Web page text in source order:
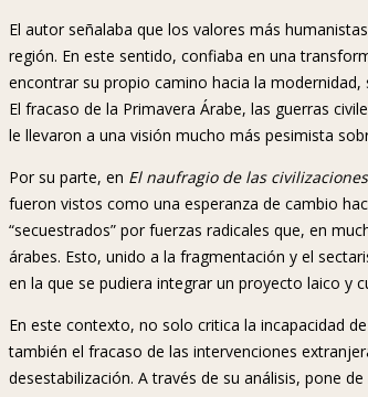
El autor señalaba que los valores más
región. En este sentido, confiaba en una
encontrar su propio camino hacia la
El fracaso de la Primavera Árabe, las guerras
le llevaron a una visión mucho más pesimista
Por su parte, en El naufragio de las civilizaciones
fueron vistos como una esperanza de cambio
“secuestrados” por fuerzas radicales que, en
árabes. Esto, unido a la fragmentación y el
en la que se pudiera integrar un proyecto laico y
En este contexto, no solo critica la incapacidad
también el fracaso de las intervenciones
desestabilización. A través de su análisis, pone